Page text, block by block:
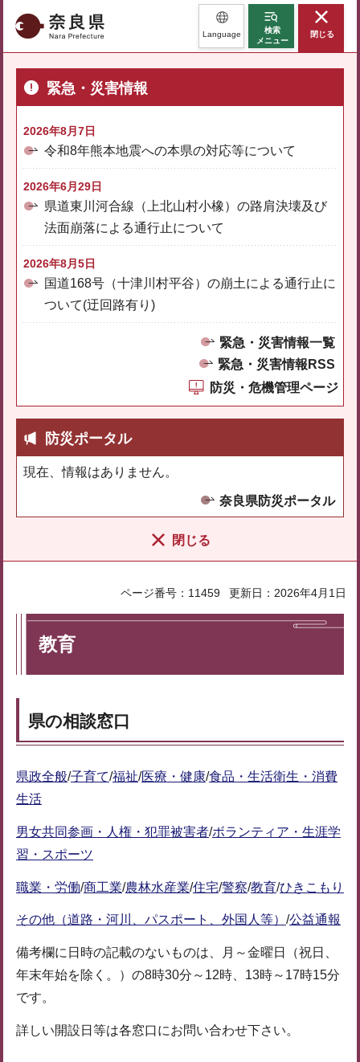
奈良県 Language
検索
メニュー
閉じる
緊急・災害情報
2026年8月7日
令和8年熊本地震への本県の対応等について
2026年6月29日
県道東川河合線（上北山村小橡）の路肩決壊及び
法面崩落による通行止について
2026年8月5日
国道168号（十津川村平谷）の崩土による通行止に
ついて(迂回路有り)
緊急・災害情報一覧
緊急・災害情報RSS
防災・危機管理ページ
防災ポータル
現在、情報はありません。
奈良県防災ポータル
閉じる
ページ番号：11459 更新日：2026年4月1日
教育
県の相談窓口
県政全般/子育て/福祉/医療・健康/食品・生活衛生・消費
生活
男女共同参画・人権・犯罪被害者/ボランティア・生涯学
習・スポーツ
職業・労働/商工業/農林水産業/住宅/警察/教育/ひきこもり
その他（道路・河川、パスポート、外国人等） /公益通報
備考欄に日時の記載のないものは、月～金曜日（祝日、
年末年始を除く。）の8時30分～12時、13時～17時15分
です。
詳しい開設日等は各窓口にお問い合わせ下さい。